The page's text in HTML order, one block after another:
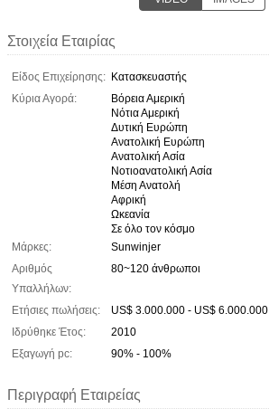
Στοιχεία Εταιρίας
Είδος Επιχείρησης: Κατασκευαστής
Κύρια Αγορά:
Βόρεια Αμερική
Νότια Αμερική
Δυτική Ευρώπη
Ανατολική Ευρώπη
Ανατολική Ασία
Νοτιοανατολική Ασία
Μέση Ανατολή
Αφρική
Ωκεανία
Σε όλο τον κόσμο
Μάρκες:
Sunwinjer
Αριθμός
Υπαλλήλων:
80~120 άνθρωποι
Ετήσιες πωλήσεις:
US$ 3.000.000 - US$ 6.000.000
Ιδρύθηκε Έτος:
2010
Εξαγωγή pc:
90% - 100%
Περιγραφή Εταιρείας